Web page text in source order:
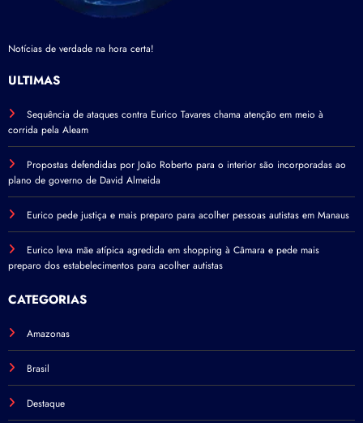
Notícias de verdade na hora certa!
ÚLTIMAS
Sequência de ataques contra Eurico Tavares chama atenção em meio à
corrida pela Aleam
Propostas defendidas por João Roberto para o interior são incorporadas ao
plano de governo de David Almeida
Eurico pede justiça e mais preparo para acolher pessoas autistas em Manaus
Eurico leva mãe atípica agredida em shopping à Câmara e pede mais
preparo dos estabelecimentos para acolher autistas
CATEGORIAS
Amazonas
Brasil
Destaque